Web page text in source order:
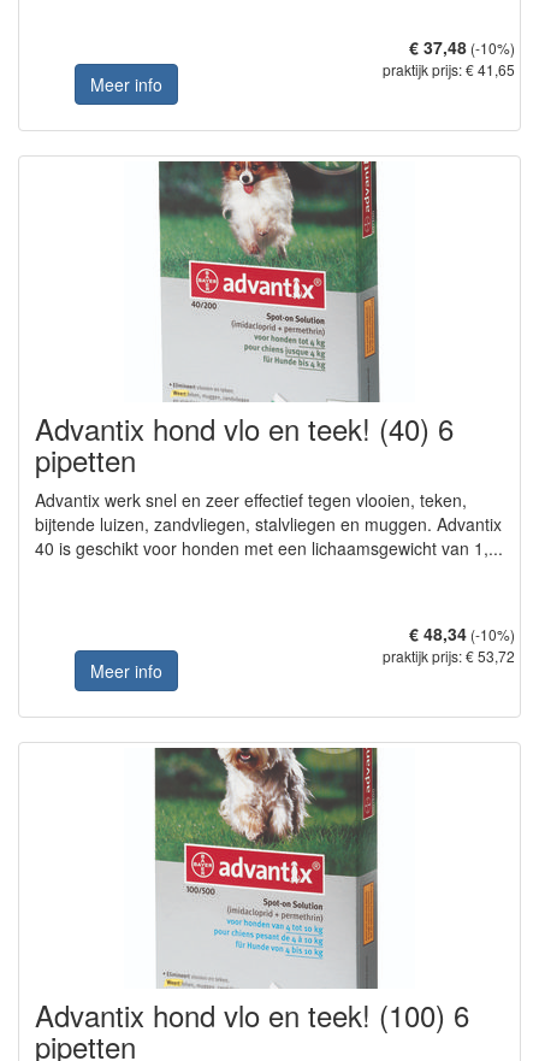
Meer info
€ 37,48 (-10%)
praktijk prijs: € 41,65
Advantix hond vlo en teek! (40) 6
pipetten
Advantix werk snel en zeer effectief tegen vlooien, teken,
bijtende luizen, zandvliegen, stalvliegen en muggen. Advantix
40 is geschikt voor honden met een lichaamsgewicht van 1,...
Meer info
€ 48,34 (-10%)
praktijk prijs: € 53,72
Advantix hond vlo en teek! (100) 6
pipetten